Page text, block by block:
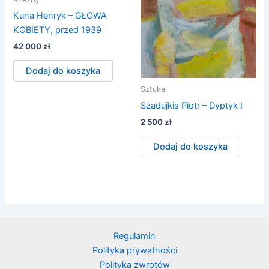
Kuna Henryk – GŁOWA
KOBIETY, przed 1939
42 000zł
Dodaj do koszyka
Sztuka
Szadujkis Piotr – Dyptyk I
2 500zł
Dodaj do koszyka
Regulamin
Polityka prywatności
Polityka zwrotów